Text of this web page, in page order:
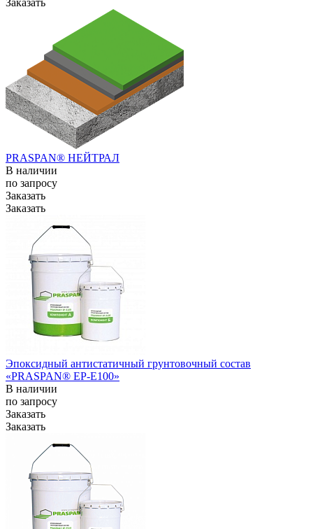
PRASPAN® НЕЙТРАЛ
В наличии
по запросу
Заказать
Заказать
Эпоксидный антистатичный грунтовочный состав
«PRASPAN® ЕР-E100»
В наличии
по запросу
Заказать
Заказать